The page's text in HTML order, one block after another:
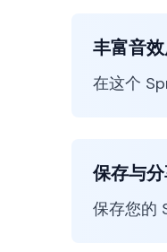
丰富音
在这个
保存与
保存您的